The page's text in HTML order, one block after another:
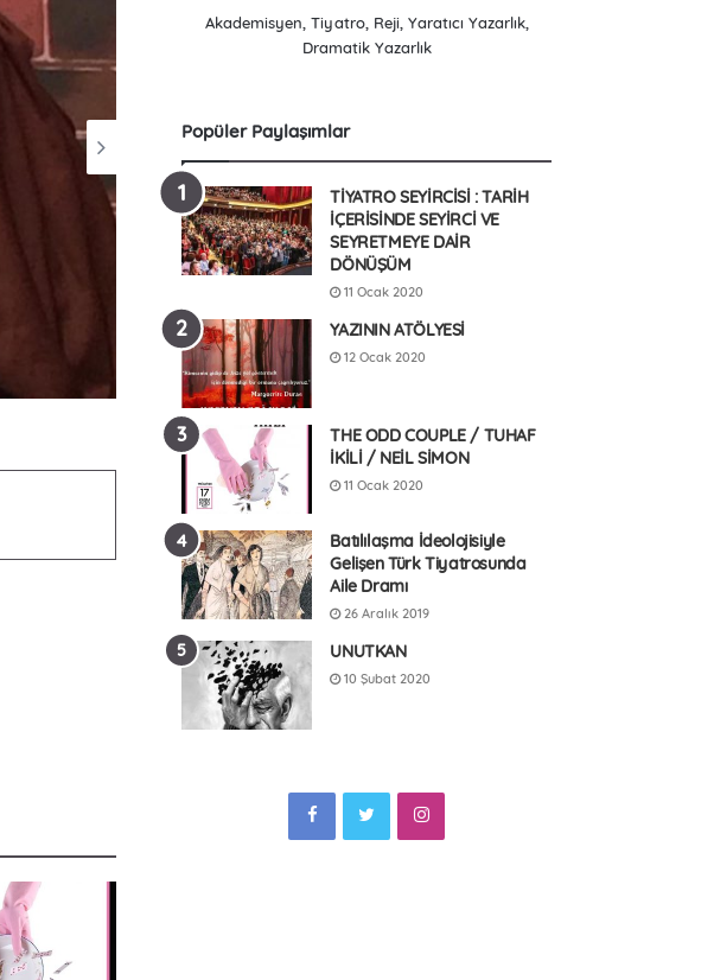
Akademisyen, Tiyatro, Reji, Yaratıcı Yazarlık,
Dramatik Yazarlık
Popüler Paylaşımlar
TİYATRO SEYİRCİSİ : TARİH
İÇERİSİNDE SEYİRCİ VE
SEYRETMEYE DAİR
DÖNÜŞÜM
11 Ocak 2020
YAZININ ATÖLYESİ
12 Ocak 2020
THE ODD COUPLE / TUHAF
İKİLİ / NEİL SİMON
11 Ocak 2020
Batılılaşma İdeolojisiyle
Gelişen Türk Tiyatrosunda
Aile Dramı
26 Aralık 2019
UNUTKAN
10 Şubat 2020
I